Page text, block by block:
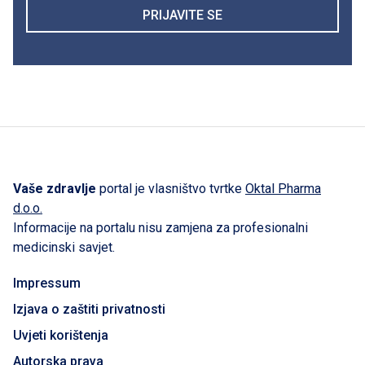
PRIJAVITE SE
Vaše zdravlje portal je vlasništvo tvrtke Oktal Pharma
d.o.o.
Informacije na portalu nisu zamjena za profesionalni
medicinski savjet.
Impressum
Izjava o zaštiti privatnosti
Uvjeti korištenja
Autorska prava